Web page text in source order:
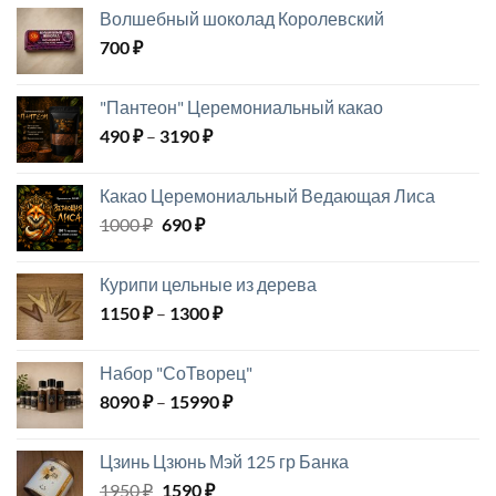
1990 ₽.
Волшебный шоколад Королевский
700₽
"Пантеон" Церемониальный какао
490₽ – 3190₽Диапазон
–
Какао Церемониальный Ведающая Лиса
1000₽ Первоначальная
1000 ₽.
690₽Текущая
Курипи цельные из дерева
1150₽ – 1300₽Диапазон
–
1300 ₽
Набор "СоТворец"
8090₽ – 15990₽Диапазон
–
Цзинь Цзюнь Мэй 125 гр Банка
1950₽ Первоначальная
1590₽Текущая